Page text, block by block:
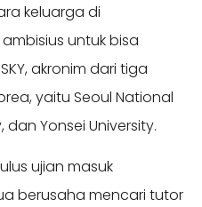
keluarga di
untuk bisa
akronim dari tiga
yaitu Seoul National
dan Yonsei University.
ujian masuk
berusaha mencari tutor